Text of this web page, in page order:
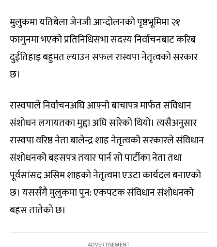
मुलुकमा यतिबेला जेनजी आन्दोलनको पृष्ठभूमिमा २१
फागुनमा भएको प्रतिनिधिसभा सदस्य निर्वाचनबाट करिब
दुईतिहाइ बहुमत ल्याउन सफल रास्वपा नेतृत्वको सरकार
छ।
रास्वपाले निर्वाचनअघि आफ्नो बाचापत्र मार्फत संविधान
संशोधन लगायतका मुद्दा अघि सारेको थियो। त्यसैअनुसार
रास्वपा वरिष्ठ नेता बालेन्द्र शाह नेतृत्वको सरकारले संविधान
संशोधनको बहसपत्र तयार पार्न सो पार्टीका नेता तथा
पूर्वसांसद असिम शाहको नेतृत्वमा एउटा कार्यदल बनाएको
छ। यससँगै मुलुकमा पुन: एकपटक संविधान संशोधनको
बहस तातेको छ।